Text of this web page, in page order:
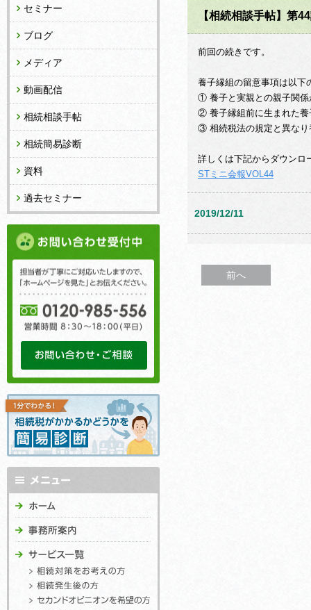
【相続相談手帖】第
前回の続きです。
養子縁組の留意事項は以下
① 養子と実親との親子関係
② 養子縁組前に生まれた養
③ 相続税法の規定と異な
詳しくは下記からダウンロ
STミニ会報VOL44
2019/12/11
前へ
セミナー
ブログ
メディア
動画配信
相続相談手帖
相続簡易診断
資料
過去セミナー